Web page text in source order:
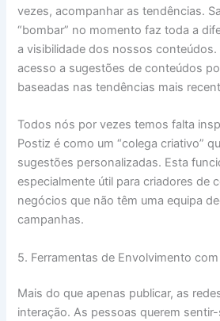
vezes, acompanhar as tendências.
“bombar” no momento faz toda a
a visibilidade dos nossos
acesso a sugestões de conteúdos
baseadas nas tendências mais
Todos nós por vezes temos falta
Postiz é como um “colega criativo”
sugestões personalizadas. Esta
especialmente útil para criadores de
negócios que não têm uma equipa
campanhas.
5. Ferramentas de Envolvimento
Mais do que apenas publicar, as
interação. As pessoas querem